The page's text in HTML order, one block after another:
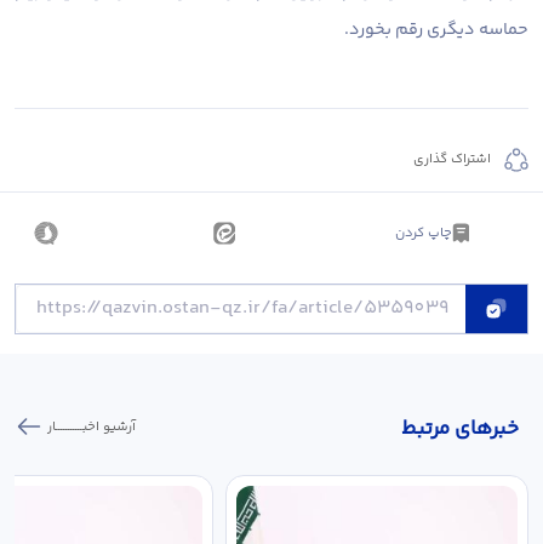
حماسه دیگری رقم بخورد.
اشتراک گذاری
چاپ کردن
خبر‌های مرتبط آرشیو اخبـــــــــــار